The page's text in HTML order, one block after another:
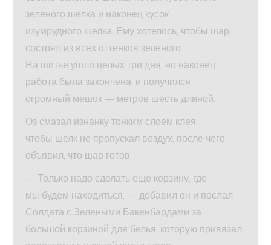
зеленого шелка и наконец кусок
изумрудного шелка. Ему хотелось, чтобы шар
состоял из всех оттенков зеленого.
На шитье ушло целых три дня, но наконец
работа была закончена, и получился
огромный мешок — метров шесть длиной.
Оз смазал изнанку тонким слоем клея,
чтобы шелк не пропускал воздух, после чего
объявил, что шар готов.
— Только надо сделать еще корзину, где
мы будем находиться, — добавил он и послал
Солдата с Зелеными Бакенбардами за
большой корзиной для белья, которую привязал